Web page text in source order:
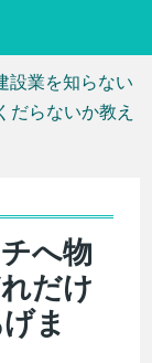
設業を知らない
だらないか教え
へ物
だけ
ま